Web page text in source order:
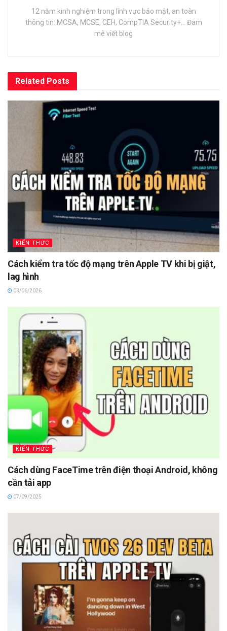
12 năm kinh nghiệm trong lĩnh vực bảo mật, an toàn
thông tin: MCSA, MCSE, CEH, CompTIA Security+... Đam
mê viết blog
Related Posts
KIẾN THỨC
Cách kiểm tra tốc độ mạng trên Apple TV khi bị giật,
lag hình
03/06/2026
KIẾN THỨC
Cách dùng FaceTime trên điện thoại Android, không
cần tải app
07/09/2025